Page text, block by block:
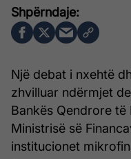
Një debat i nxehtë
zhvilluar ndërmjet
Bankës Qendrore
Ministrisë së
institucionet